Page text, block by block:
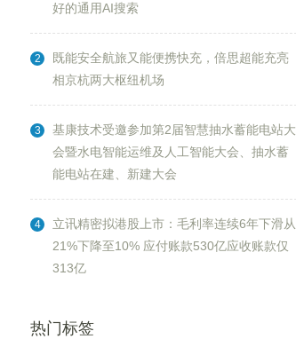
好的通用AI搜索
2
既能安全航旅又能便携快充，倍思超能充亮
相京杭两大枢纽机场
3
基康技术受邀参加第2届智慧抽水蓄能电站大
会暨水电智能运维及人工智能大会、抽水蓄
能电站在建、新建大会
4
立讯精密拟港股上市：毛利率连续6年下滑从
21%下降至10% 应付账款530亿应收账款仅
313亿
热门标签